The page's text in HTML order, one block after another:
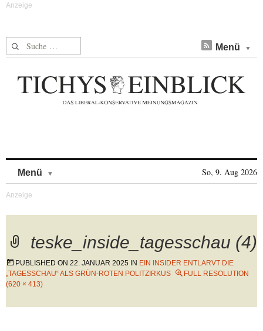
Suche nach: Menü
Menü So, 9. Aug 2026
teske_inside_tagesschau (4)
PUBLISHED ON 22. JANUAR 2025 IN EIN INSIDER ENTLARVT DIE
„TAGESSCHAU“ ALS GRÜN-ROTEN POLITZIRKUS
FULL RESOLUTION
(620 × 413)